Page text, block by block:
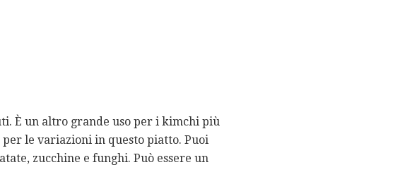
È un altro grande uso per i kimchi più
le variazioni in questo piatto. Puoi
zucchine e funghi. Può essere un